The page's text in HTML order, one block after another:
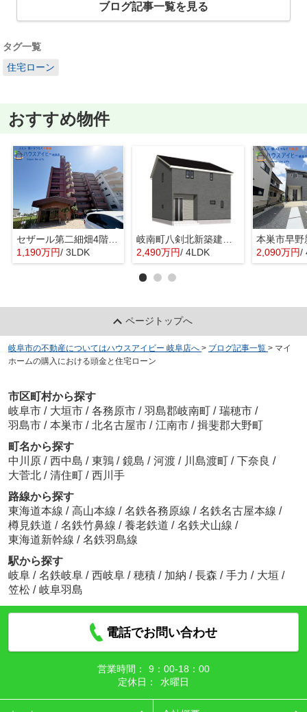
ブログ記事一覧を見る
タグ一覧
住宅ローン
おすすめ物件
セザール第二細畑4階部分！敷地内駐車場あり！浴室乾燥機・食器洗浄乾燥機付き！細畑駅まで徒歩10分！
1,190万円/ 3LDK
2,490万円/ 4LDK 2,090万円/
ページトップへ
岐阜市の不動産についてはハウスアイビー 岐阜店へ > ブログ記事一覧 > マイ
ホームの購入における頭金と住宅ローン
市区町村から探す
岐阜市 / 大垣市 / 各務原市 / 羽島郡岐南町 / 瑞穂市 /
羽島市 / 本巣市 / 北名古屋市 / 江南市 / 揖斐郡大野町
町名から探す
中川原 / 西中島 / 東鶉 / 鏡島 / 河渡 / 川島渡町 / 下奈良 /
大菅北 / 清住町 / 西川手
路線から探す
東海道本線 / 高山本線 / 名鉄各務原線 / 名鉄名古屋本線 /
樽見鉄道 / 名鉄竹鼻線 / 養老鉄道 / 名鉄犬山線 /
東海道新幹線 / 名鉄羽島線
駅から探す
岐阜 / 名鉄岐阜 / 西岐阜 / 穂積 / 加納 / 長森 / 手力 / 大垣 /
笠松 / 岐阜羽島
電話でお問い合わせ
営業時間：
9：00‐18：00
定休日：
水曜日